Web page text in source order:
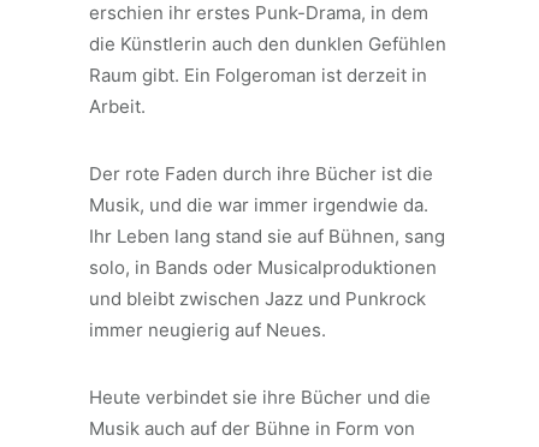
erschien ihr erstes Punk-Drama, in dem
die Künstlerin auch den dunklen Gefühlen
Raum gibt. Ein Folgeroman ist derzeit in
Arbeit.
Der rote Faden durch ihre Bücher ist die
Musik, und die war immer irgendwie da.
Ihr Leben lang stand sie auf Bühnen, sang
solo, in Bands oder Musicalproduktionen
und bleibt zwischen Jazz und Punkrock
immer neugierig auf Neues.
Heute verbindet sie ihre Bücher und die
Musik auch auf der Bühne in Form von